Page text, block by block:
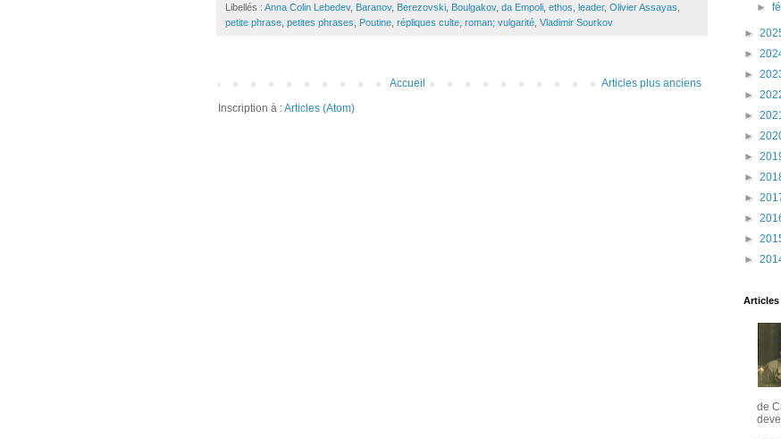
Libellés : Anna Colin Lebedev, Baranov, Berezovski Boulgakov, da Empoli ethos leader, Olivier Assayas
petite phrase petites phrases Poutine répliques culte roman; vulgarité Vladimir Sourkov
Articles plus anciens
Accueil
Inscription à :Articles (Atom)
►
►
►
►
►
►
►
►
►
►
►
►
►
de